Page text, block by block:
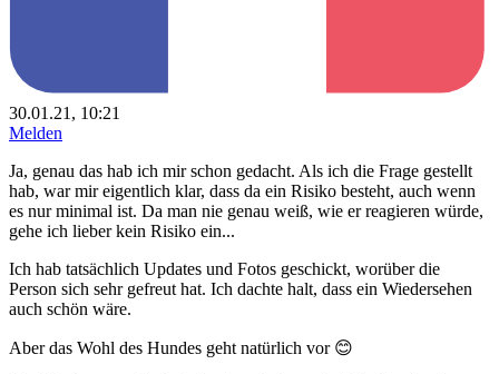
30.01.21, 10:21
Melden
Ja, genau das hab ich mir schon gedacht. Als ich die Frage gestellt
hab, war mir eigentlich klar, dass da ein Risiko besteht, auch wenn
es nur minimal ist. Da man nie genau weiß, wie er reagieren würde,
gehe ich lieber kein Risiko ein...
Ich hab tatsächlich Updates und Fotos geschickt, worüber die
Person sich sehr gefreut hat. Ich dachte halt, dass ein Wiedersehen
auch schön wäre.
Aber das Wohl des Hundes geht natürlich vor 😊